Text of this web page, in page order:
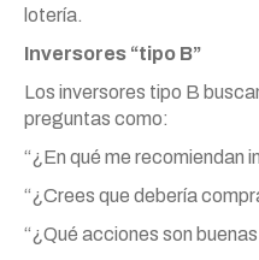
lotería.
Inversores “tipo B”
Los inversores tipo B
preguntas como:
“¿En qué me recomiendan
“¿Crees que debería
“¿Qué acciones son